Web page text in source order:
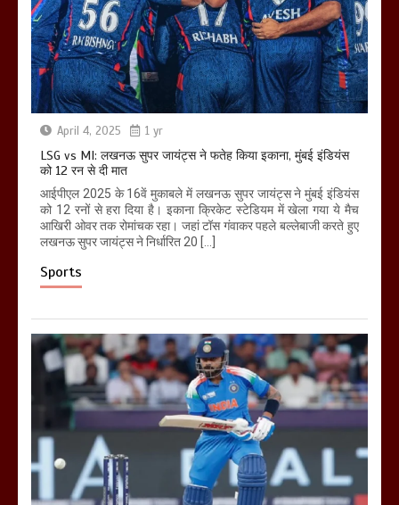
April 4, 2025 1 yr
LSG vs MI: लखनऊ सुपर जायंट्स ने फतेह किया इकाना, मुंबई इंडियंस
को 12 रन से दी मात
आईपीएल 2025 के 16वें मुकाबले में लखनऊ सुपर जायंट्स ने मुंबई इंडियंस
को 12 रनों से हरा दिया है। इकाना क्रिकेट स्टेडियम में खेला गया ये मैच
आखिरी ओवर तक रोमांचक रहा। जहां टॉस गंवाकर पहले बल्लेबाजी करते हुए
लखनऊ सुपर जायंट्स ने निर्धारित 20 […]
Sports